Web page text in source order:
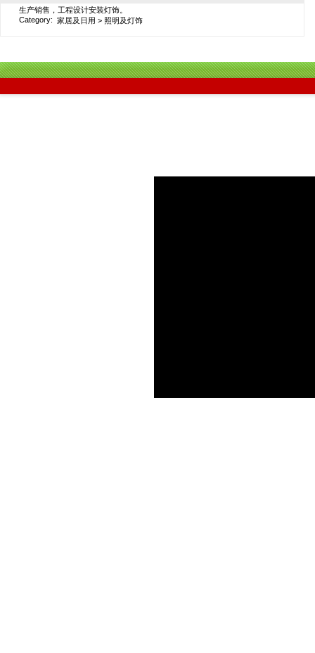
生产销售，工程设计安装灯饰。
Category: 家居及日用 > 照明及灯饰